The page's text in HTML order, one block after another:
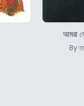
আমরা
By